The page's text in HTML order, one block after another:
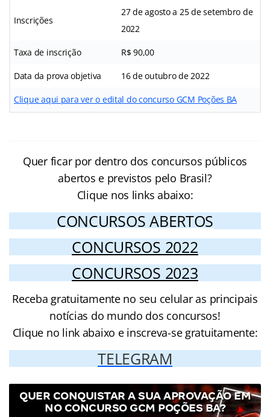
Inscrições
27 de agosto a 25 de setembro de
2022
Taxa de inscrição R$ 90,00
Data da prova objetiva 16 de outubro de 2022
Clique aqui para ver o edital do concurso GCM Poções BA
Quer ficar por dentro dos concursos públicos
abertos e previstos pelo Brasil?
Clique nos links abaixo:
CONCURSOS ABERTOS
CONCURSOS 2022
CONCURSOS 2023
Receba gratuitamente no seu celular as principais
notícias do mundo dos concursos!
Clique no link abaixo e inscreva-se gratuitamente:
TELEGRAM
QUER CONQUISTAR A SUA APROVAÇÃO EM
NO CONCURSO GCM POÇÕES BA?